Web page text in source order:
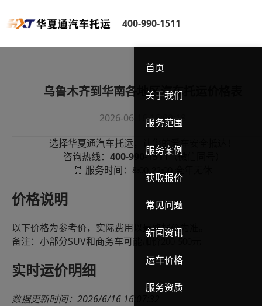
400-990-1511
首页
关于我们
服务范围
服务案例
获取报价
常见问题
新闻资讯
运车价格
服务资质
乌鲁木齐到华南各地区汽车托运价格表
2026-06-16 16:09:18
选择华夏通汽车托运，让您的爱车安全抵达！
咨询热线： 400-990-1511（微信同号）
⏰ 服务时间： 8:00-22:00
价格说明
以下价格为参考价，实际费用以最终报价为准。
备注：小部分SUV和商务车可能加价
实时运价明细
数据更新时间： 2026/6/16 16:07:32